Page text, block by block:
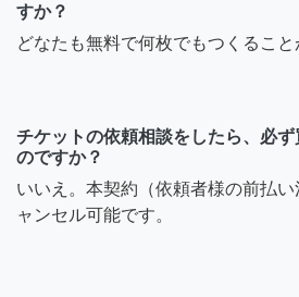
すか？
どなたも無料で何枚でもつくること
チケットの依頼相談をしたら、必
のですか？
いいえ。本契約（依頼者様の前払
ャンセル可能です。